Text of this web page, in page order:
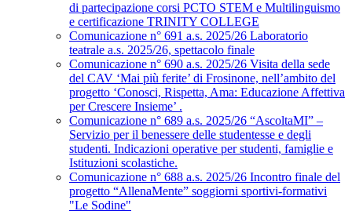
di partecipazione corsi PCTO STEM e Multilinguismo
e certificazione TRINITY COLLEGE
Comunicazione n° 691 a.s. 2025/26 Laboratorio
teatrale a.s. 2025/26, spettacolo finale
Comunicazione n° 690 a.s. 2025/26 Visita della sede
del CAV ‘Mai più ferite’ di Frosinone, nell’ambito del
progetto ‘Conosci, Rispetta, Ama: Educazione Affettiva
per Crescere Insieme’ .
Comunicazione n° 689 a.s. 2025/26 “AscoltaMI” –
Servizio per il benessere delle studentesse e degli
studenti. Indicazioni operative per studenti, famiglie e
Istituzioni scolastiche.
Comunicazione n° 688 a.s. 2025/26 Incontro finale del
progetto “AllenaMente” soggiorni sportivi‑formativi
"Le Sodine"